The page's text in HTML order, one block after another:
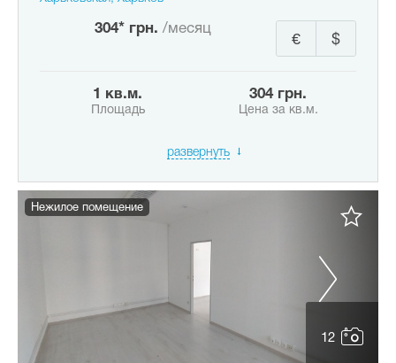
304* грн. /месяц
$
€
1 кв.м.
Площадь
304 грн.
Цена за кв.м.
развернуть
12
Нежилое помещение